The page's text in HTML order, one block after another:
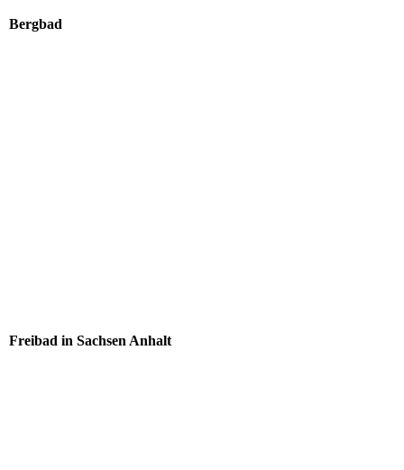
Bergbad
Freibad in Sachsen Anhalt